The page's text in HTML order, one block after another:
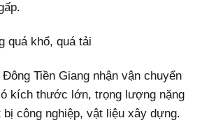
quá khổ, quá tải
Tiền Giang nhận vận chuyển
kích thước lớn, trọng lượng nặng
công nghiệp, vật liệu xây dựng.